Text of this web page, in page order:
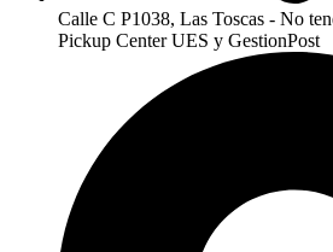
Calle C P1038, Las Toscas - No
Pickup Center UES y GestionPost